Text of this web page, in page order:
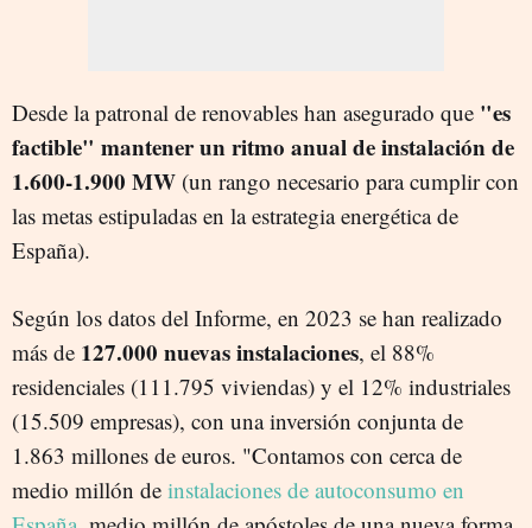
Desde la patronal de renovables han asegurado que "es
factible" mantener un ritmo anual de instalación de
1.600-1.900 MW (un rango necesario para cumplir con
las metas estipuladas en la estrategia energética de
España).
Según los datos del Informe, en 2023 se han realizado
más de 127.000 nuevas instalaciones, el 88%
residenciales (111.795 viviendas) y el 12% industriales
(15.509 empresas), con una inversión conjunta de
1.863 millones de euros. "Contamos con cerca de
medio millón de instalaciones de autoconsumo en